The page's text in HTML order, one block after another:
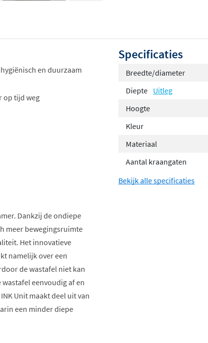
en duurzaam
op tijd weg
Dankzij de ondiepe
meer bewegingsruimte
Het innovatieve
namelijk over een
de wastafel niet kan
eenvoudig af en
INK Unit maakt deel uit van
een minder diepe
Specificaties
Breedte/diameter
Diepte Uitleg
Hoogte
Kleur
Materiaal
Aantal kraangaten
Bekijk alle specificaties